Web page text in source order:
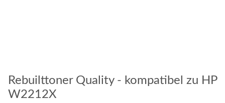
Rebuilttoner Quality - kompatibel zu HP
W2212X